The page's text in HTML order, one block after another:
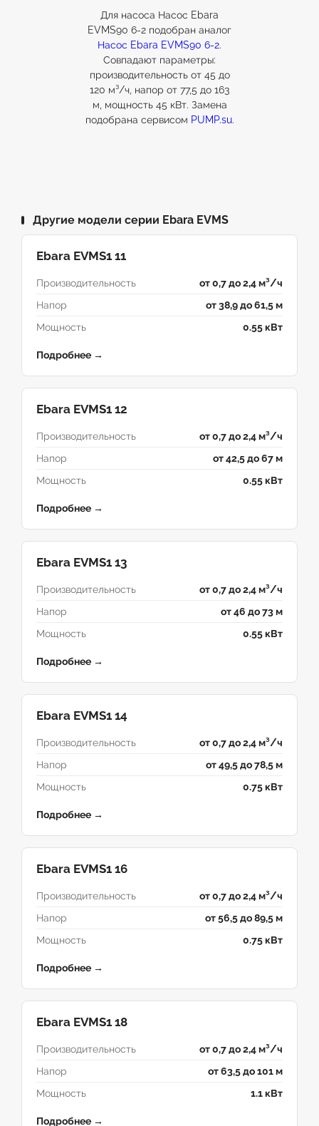
Для насоса Насос Ebara
EVMS90 6-2 подобран аналог
Насос Ebara EVMS90 6-2.
Совпадают параметры:
производительность от 45 до
120 м³/ч, напор от 77,5 до 163
м, мощность 45 кВт. Замена
подобрана сервисом PUMP.su.
Другие модели серии Ebara EVMS
Ebara EVMS1 11
Производительность
от 0,7 до 2,4 м³/ч
Напор
от 38,9 до 61,5 м
Мощность
0.55 кВт
Подробнее →
Ebara EVMS1 12
Производительность
от 0,7 до 2,4 м³/ч
Напор
от 42,5 до 67 м
Мощность
0.55 кВт
Подробнее →
Ebara EVMS1 13
Производительность
от 0,7 до 2,4 м³/ч
Напор
от 46 до 73 м
Мощность
0.55 кВт
Подробнее →
Ebara EVMS1 14
Производительность
от 0,7 до 2,4 м³/ч
Напор
от 49,5 до 78,5 м
Мощность
0.75 кВт
Подробнее →
Ebara EVMS1 16
Производительность
от 0,7 до 2,4 м³/ч
Напор
от 56,5 до 89,5 м
Мощность
0.75 кВт
Подробнее →
Ebara EVMS1 18
Производительность
от 0,7 до 2,4 м³/ч
Напор
от 63,5 до 101 м
Мощность
1.1 кВт
Подробнее →